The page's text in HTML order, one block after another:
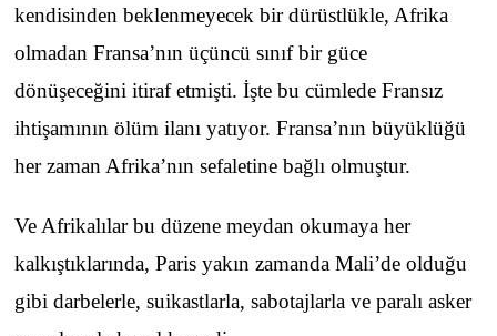
kendisinden beklenmeyecek bir dürüstlükle, Afrika
olmadan Fransa’nın üçüncü sınıf bir güce
dönüşeceğini itiraf etmişti. İşte bu cümlede Fransız
ihtişamının ölüm ilanı yatıyor. Fransa’nın büyüklüğü
her zaman Afrika’nın sefaletine bağlı olmuştur.
Ve Afrikalılar bu düzene meydan okumaya her
kalkıştıklarında, Paris yakın zamanda Mali’de olduğu
gibi darbelerle, suikastlarla, sabotajlarla ve paralı asker